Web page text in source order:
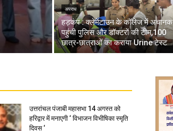
अपराध
हड़कंप : क्लेमेंटाउन के कॉलेज में अचानक
पहुंची पुलिस और डॉक्टरों की टीम,100
छात्र-छात्राओं का कराया Urine टेस्ट
उत्तरांचल पंजाबी महासभा 14 अगस्त को
हरिद्वार में मनाएगी ‘ विभाजन विभीषिका स्मृति
दिवस ‘